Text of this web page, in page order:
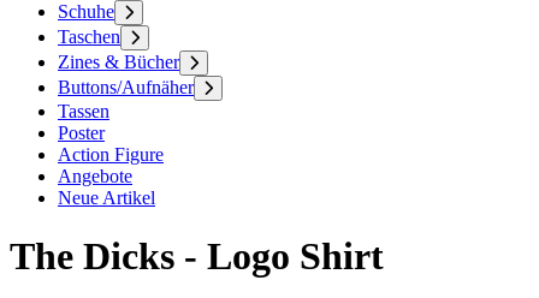
Schuhe
Taschen
Zines & Bücher
Buttons/Aufnäher
Tassen
Poster
Action Figure
Angebote
Neue Artikel
The Dicks - Logo Shirt